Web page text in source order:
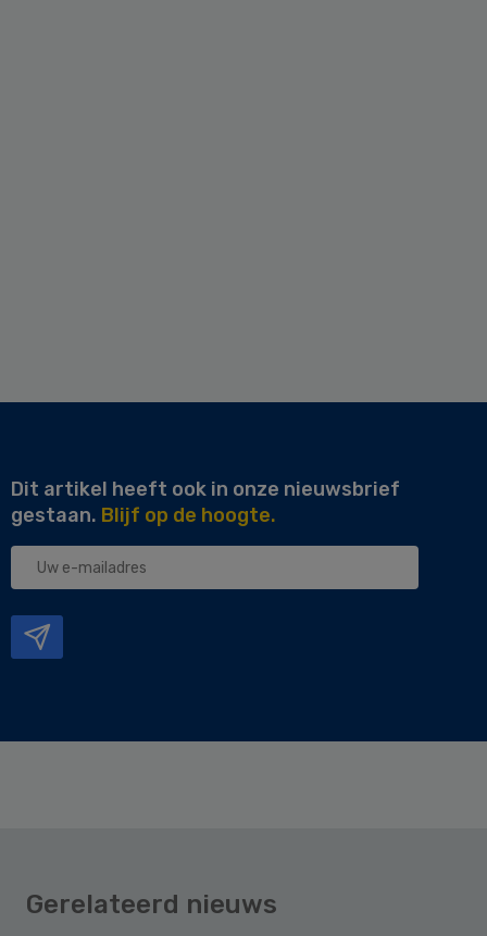
Dit artikel heeft ook in onze nieuwsbrief
gestaan. Blijf op de hoogte.
Uw
Gerelateerd nieuws